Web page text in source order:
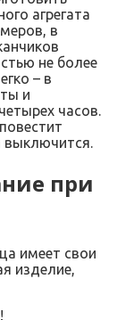
агрегата
в
не более
– в
и
часов.
выключится.
при
имеет свои
изделие,